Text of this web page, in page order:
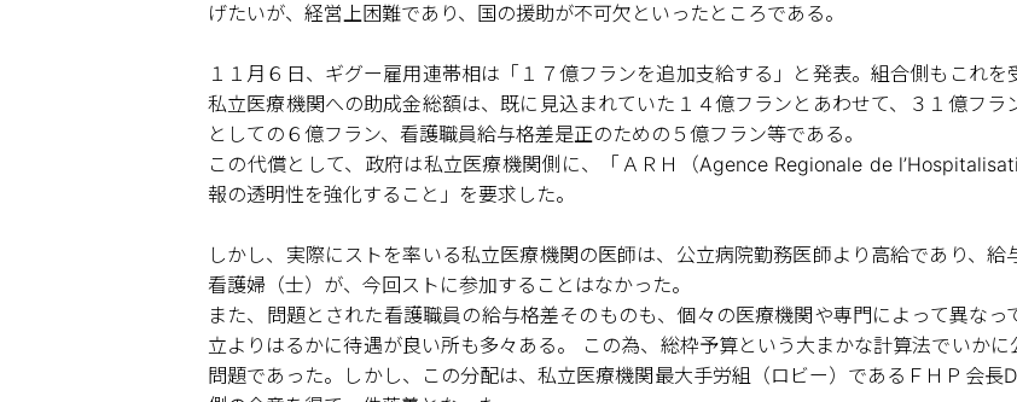
げたいが、経営上困難であり、国の援助が不可欠といったところである。
１１月６日、ギグー雇用連帯相は「１７億フランを追加支給する」と発表。組合側もこれを
私立医療機関への助成金総額は、既に見込まれていた１４億フランとあわせて、３１億フ
としての６億フラン、看護職員給与格差是正のための５億フラン等である。
この代償として、政府は私立医療機関側に、「ＡＲＨ（Agence Regionale de
報の透明性を強化すること」を要求した。
しかし、実際にストを率いる私立医療機関の医師は、公立病院勤務医師より高給であり、
看護婦（士）が、今回ストに参加することはなかった。
また、問題とされた看護職員の給与格差そのものも、個々の医療機関や専門によって異な
立よりはるかに待遇が良い所も多々ある。 この為、総枠予算という大まかな計算法でいか
問題であった。しかし、この分配は、私立医療機関最大手労組（ロビー）であるＦＨＰ会長